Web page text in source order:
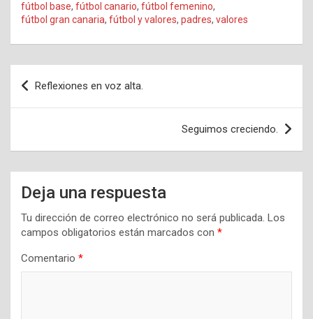
fútbol base, fútbol canario, fútbol femenino,
fútbol gran canaria, fútbol y valores, padres, valores
Navegación
de
Reflexiones en voz alta.
Seguimos creciendo.
Deja una respuesta
Tu dirección de correo electrónico no será publicada. Los
campos obligatorios están marcados con *
Comentario *